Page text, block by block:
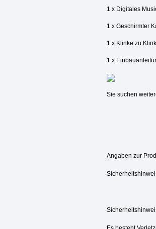
1 x Digitales
1 x Geschirmter
1 x Klinke zu
1 x
Sie suchen
Angaben zur